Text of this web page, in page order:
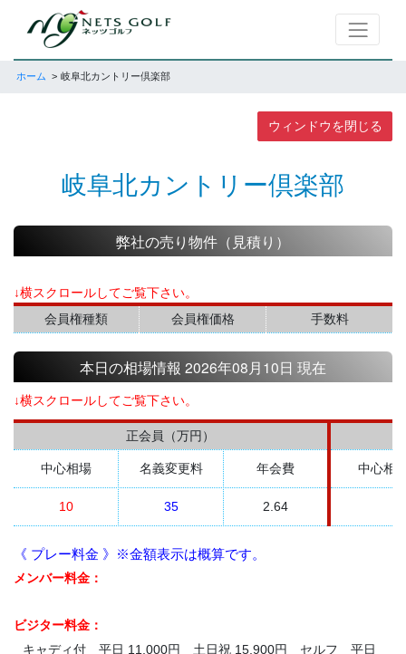
ホーム 岐阜北カントリー倶楽部
ウィンドウを閉じる
岐阜北カントリー倶楽部
弊社の売り物件（見積り）
↓横スクロールしてご覧下さい。
会員権種類
会員権価格 手数料
本日の相場情報 2026年08月10日 現在
↓横スクロールしてご覧下さい。
正会員（万円）
中心相場 名義変更料 年会費 中心相
10 35 2.64
《 プレー料金 》※金額表示は概算です。
メンバー料金：
ビジター料金：
キャディ付 平日 11,000円 土日祝 15,900円 セルフ 平日